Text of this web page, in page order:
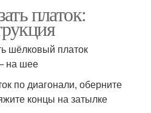
платок:
шёлковый платок
на шее
по диагонали, оберните
концы на затылке